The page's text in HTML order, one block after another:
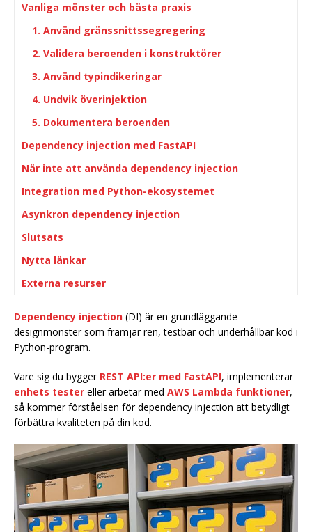
Vanliga mönster och bästa praxis
1. Använd gränssnittssegregering
2. Validera beroenden i konstruktörer
3. Använd typindikeringar
4. Undvik överinjektion
5. Dokumentera beroenden
Dependency injection med FastAPI
När inte att använda dependency injection
Integration med Python-ekosystemet
Asynkron dependency injection
Slutsats
Nytta länkar
Externa resurser
Dependency injection (DI) är en grundläggande
designmönster som främjar ren, testbar och underhållbar kod i
Python-program.
Vare sig du bygger REST API:er med FastAPI, implementerar
enhets tester eller arbetar med AWS Lambda funktioner,
så kommer förståelsen för dependency injection att betydligt
förbättra kvaliteten på din kod.